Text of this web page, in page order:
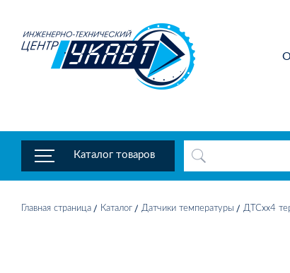
Каталог товаров
Главная страница Каталог Датчики температуры ДТСхх4